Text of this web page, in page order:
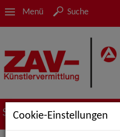
Menü Suche
Suche nach Künstler*innen
Cookie-Einstellungen